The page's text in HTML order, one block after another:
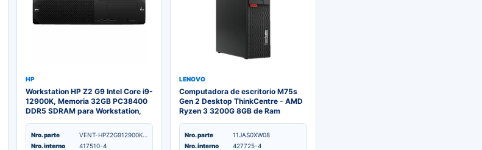
HP
Workstation HP Z2 G9 Intel Core i9-
12900K, Memoria 32GB PC38400
DDR5 SDRAM para Workstation,
PCIe SSD, Tarjeta de video RTX
3080 10GB
Nro. parte
VENT-HPZ2G912900K-1
Nro. interno
417510-4
LENOVO
Computadora de escritorio M75s
Gen 2 Desktop ThinkCentre - AMD
Ryzen 3 3200G 8GB de Ram
Segundo uso
Nro. parte
11JAS0XW08
Nro. interno
427725-4